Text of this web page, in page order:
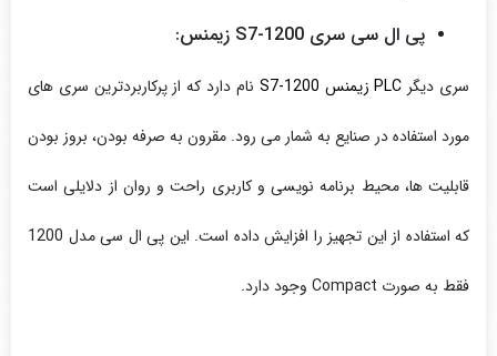
پی ال سی سری S7-1200 زیمنس:
سری دیگر PLC زیمنس S7-1200 نام دارد که از پرکاربردترین سری های
مورد استفاده در صنایع به شمار می رود. مقرون به صرفه بودن، بروز بودن
قابلیت ها، محیط برنامه نویسی و کاربری راحت و روان از دلایلی است
که استفاده از این تجهیز را افزایش داده است. این پی ال سی مدل 1200
فقط به صورت Compact وجود دارد.